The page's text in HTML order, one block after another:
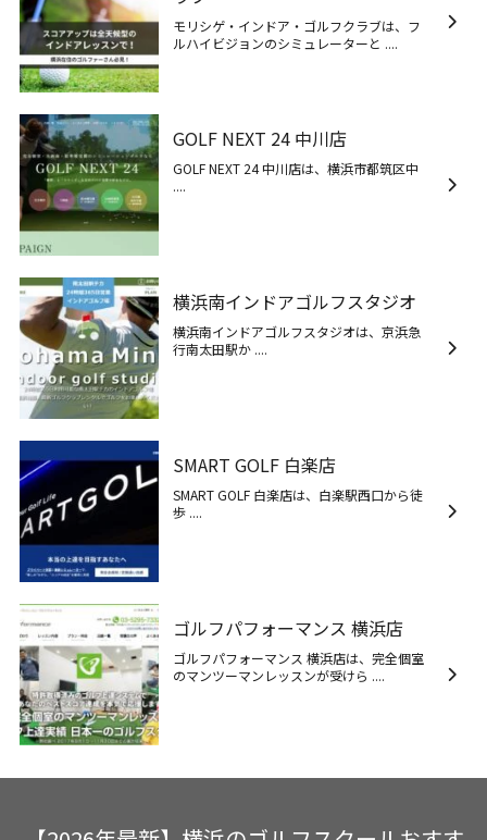
モリシゲ・インドア・ゴルフクラブは、フ
ルハイビジョンのシミュレーターと ....
GOLF NEXT 24 中川店
GOLF NEXT 24 中川店は、横浜市都筑区中
....
横浜南インドアゴルフスタジオ
横浜南インドアゴルフスタジオは、京浜急
行南太田駅か ....
SMART GOLF 白楽店
SMART GOLF 白楽店は、白楽駅西口から徒
歩 ....
ゴルフパフォーマンス 横浜店
ゴルフパフォーマンス 横浜店は、完全個室
のマンツーマンレッスンが受けら ....